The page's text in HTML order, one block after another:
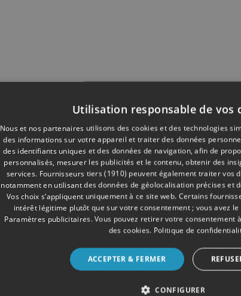
Utilisation responsable de vos
Nous et nos partenaires utilisons des cookies et des technologies
des informations sur votre appareil et traiter des données
des identifiants uniques et des données de navigation, afin de
personnalisés, mesurer les publicités et le contenu, obtenir des
services. Fournisseurs tiers (1910) peuvent également traiter vos
notamment en utilisant des données de géolocalisation précises et
Vos choix s’appliquent uniquement à ce site web. Certains
intérêt légitime plutôt que sur votre consentement ; vous avez
Paramètres publicitaires. Vous pouvez retirer votre consentement
des cookies. Politique de
ACCEPTER & FERMER
CONFIGURER